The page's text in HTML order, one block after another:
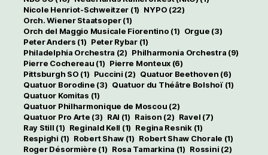
Nicole Henriot-Schweitzer (1) NYPO (22)
Orch. Wiener Staatsoper(1)
Orch del Maggio Musicale Fiorentino (1) Orgue (3)
Peter Anders (1) Peter Rybar(1)
Philadelphia Orchestra (2) Philharmonia Orchestra (9)
Pierre Cochereau (1) Pierre Monteux (6)
Pittsburgh SO (1) Puccini (2) Quatuor Beethoven (6)
Quatuor Borodine (3) Quatuor du Théâtre Bolshoï(1)
Quatuor Komitas (1)
Quatuor Philharmonique de Moscou (2)
Quatuor Pro Arte (3) RAI (1) Raison (2) Ravel (7)
Ray Still (1) Reginald Kell (1) Regina Resnik(1)
Respighi (1) Robert Shaw(1) Robert Shaw Chorale (1)
Roger Désormière (1) Rosa Tamarkina (1) Rossini (2)